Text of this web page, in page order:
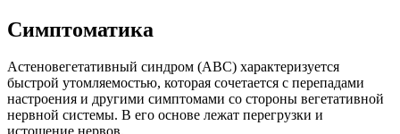
Симптоматика
Астеновегетативный синдром (АВС) характеризуется
быстрой утомляемостью, которая сочетается с перепадами
настроения и другими симптомами со стороны вегетативной
нервной системы. В его основе лежат перегрузки и